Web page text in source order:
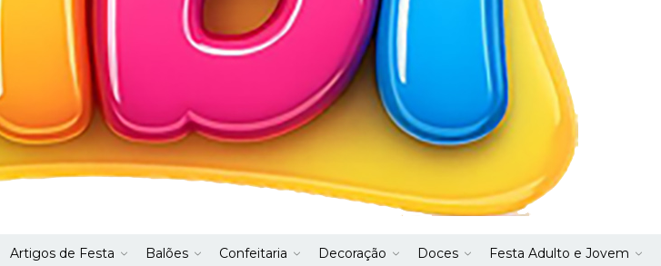
Artigos de Festa Balões Confeitaria Decoração Doces Festa Adulto e Jovem